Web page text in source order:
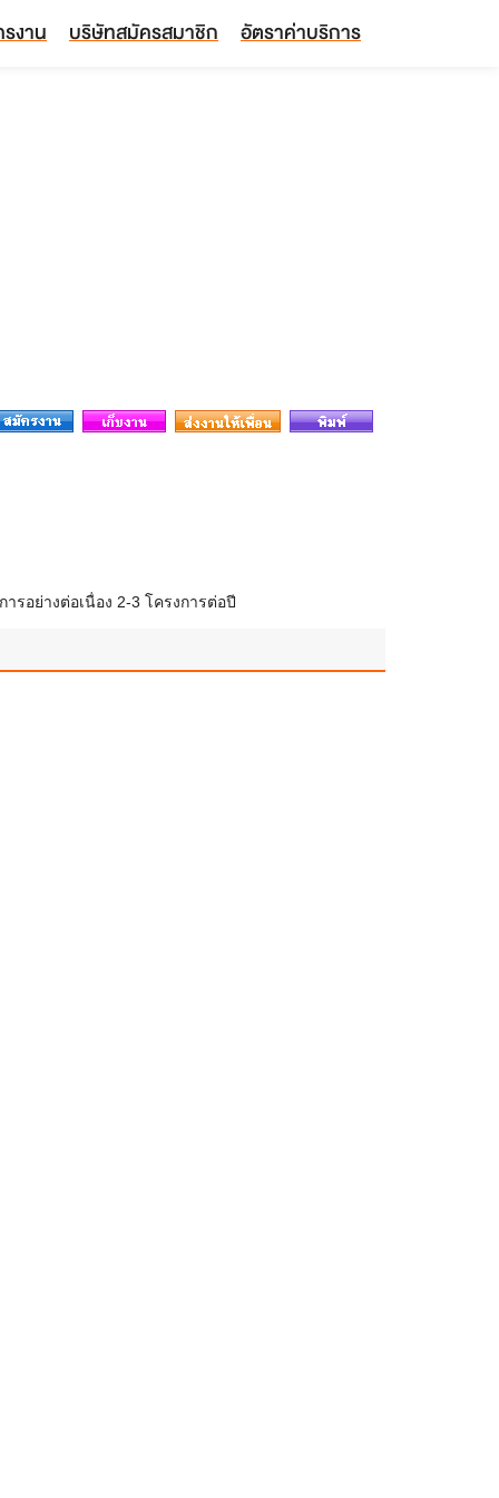
งาน บริษัทสมัครสมาชิก อัตราค่าบริการ
อย่างต่อเนื่อง 2-3 โครงการต่อปี